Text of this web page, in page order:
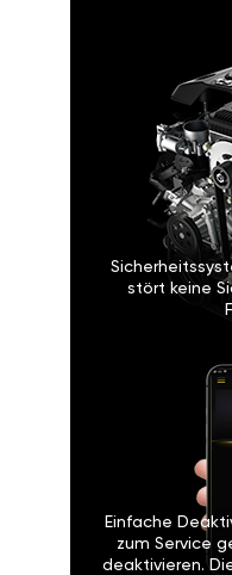
stört keine
Einfache
zum Service
deaktivieren.